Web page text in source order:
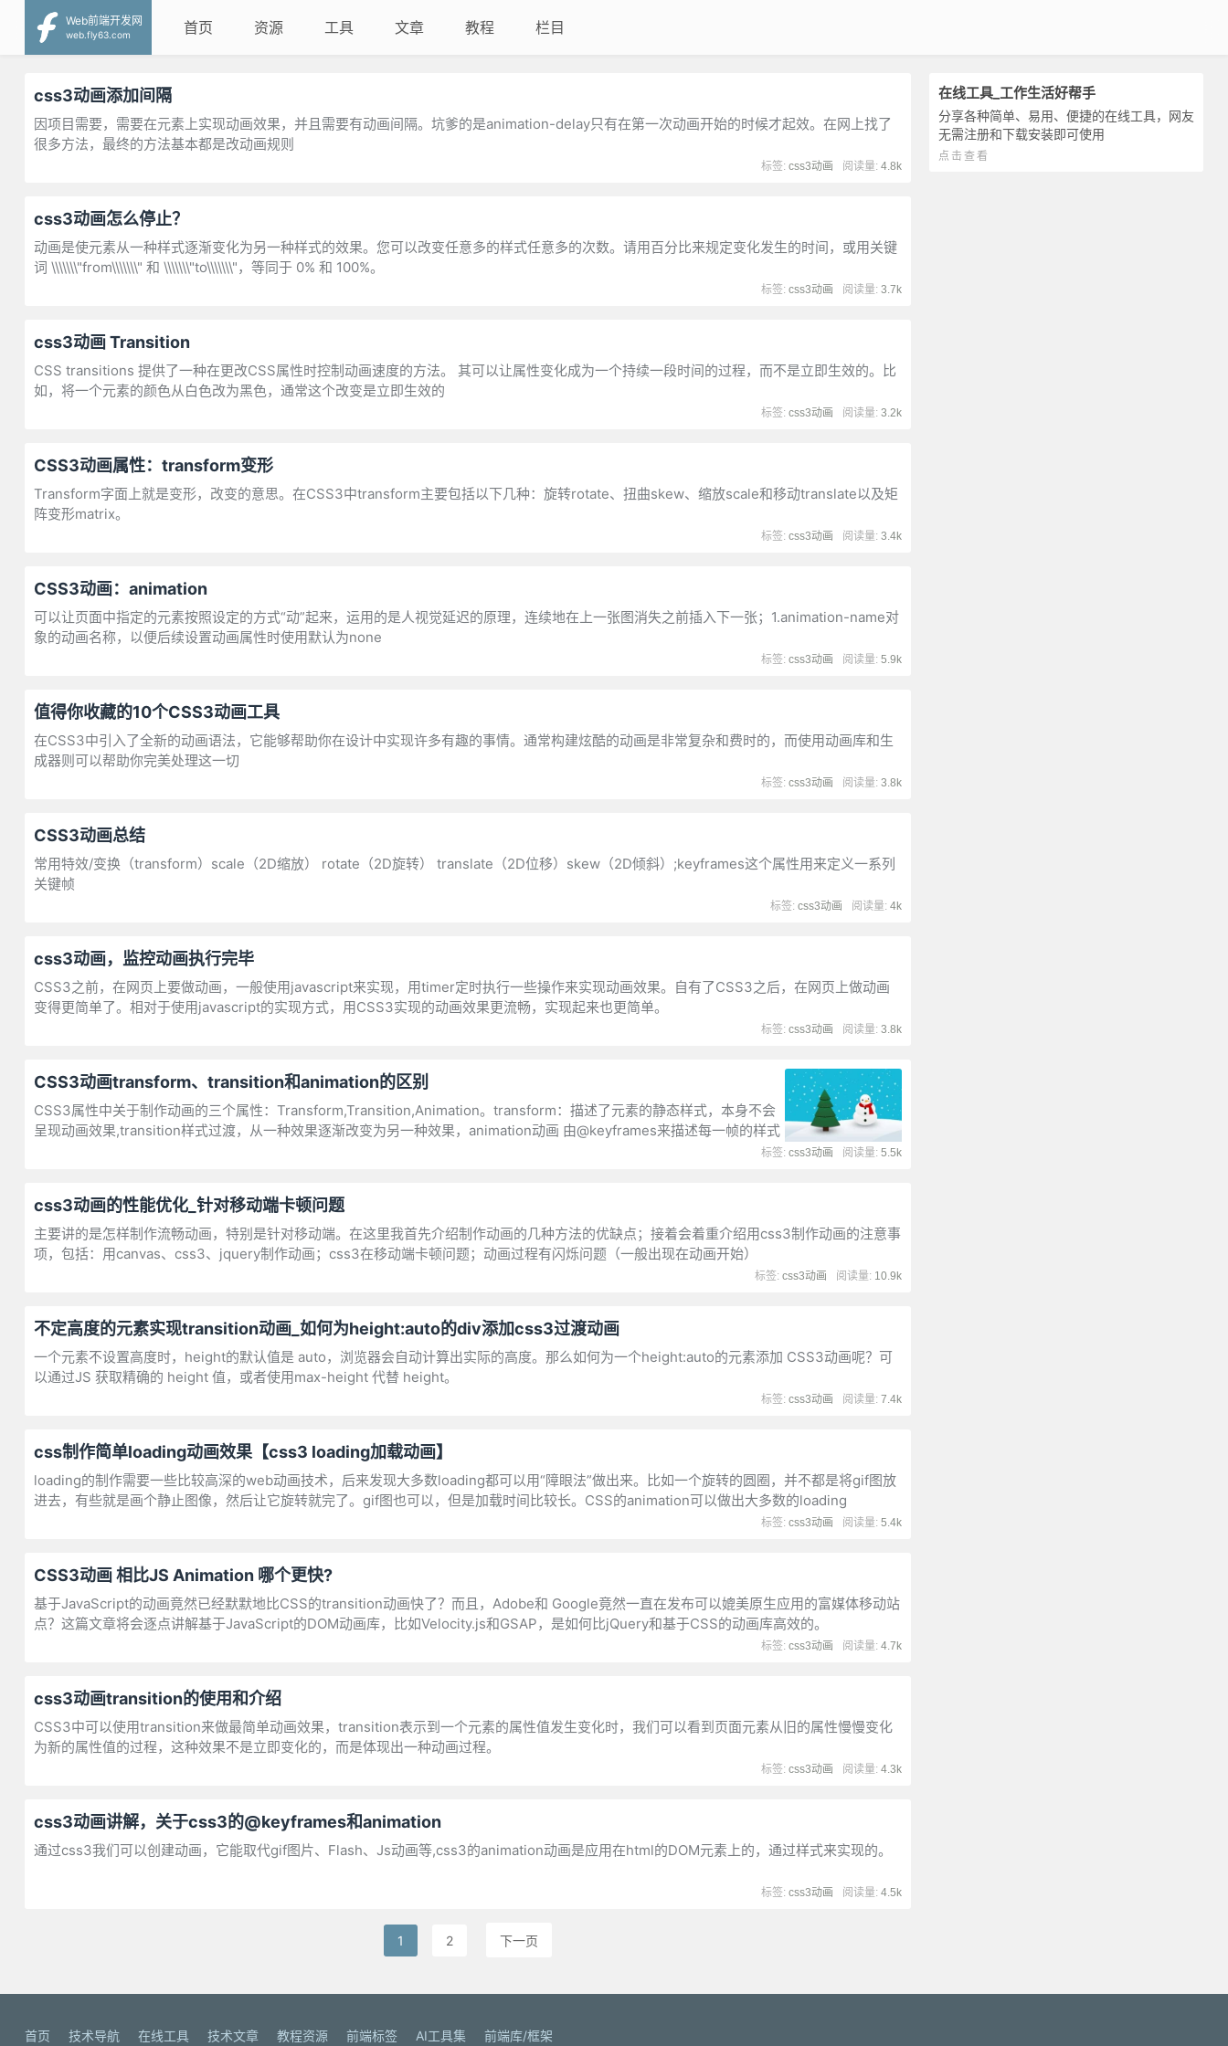
Web前端开发网
web.fly63.com
首页 资源 工具 文章 教程 栏目
在线工具_工作生活好帮手
分享各种简单、易用、便捷的在线工具，网友
无需注册和下载安装即可使用
点击查看
css3动画添加间隔
因项目需要，需要在元素上实现动画效果，并且需要有动画间隔。坑爹的是animation-delay只有在第一次动画开始的时候才起效。在网上找了
很多方法，最终的方法基本都是改动画规则
阅读量:4.8k
标签:css3动画
css3动画怎么停止？
动画是使元素从一种样式逐渐变化为另一种样式的效果。您可以改变任意多的样式任意多的次数。请用百分比来规定变化发生的时间，或用关键
词 \\\\\\\"from\\\\\\\" 和 \\\\\\\"to\\\\\\\"，等同于 0% 和 100%。
阅读量:3.7k
标签:css3动画
css3动画 Transition
CSS transitions 提供了一种在更改CSS属性时控制动画速度的方法。 其可以让属性变化成为一个持续一段时间的过程，而不是立即生效的。比
如，将一个元素的颜色从白色改为黑色，通常这个改变是立即生效的
阅读量:3.2k
标签:css3动画
CSS3动画属性：transform变形
Transform字面上就是变形，改变的意思。在CSS3中transform主要包括以下几种：旋转rotate、扭曲skew、缩放scale和移动translate以及矩
阵变形matrix。
阅读量:3.4k
标签:css3动画
CSS3动画：animation
可以让页面中指定的元素按照设定的方式“动”起来，运用的是人视觉延迟的原理，连续地在上一张图消失之前插入下一张；1.animation-name对
象的动画名称，以便后续设置动画属性时使用默认为none
阅读量:5.9k
标签:css3动画
值得你收藏的10个CSS3动画工具
在CSS3中引入了全新的动画语法，它能够帮助你在设计中实现许多有趣的事情。通常构建炫酷的动画是非常复杂和费时的，而使用动画库和生
成器则可以帮助你完美处理这一切
阅读量:3.8k
标签:css3动画
CSS3动画总结
常用特效/变换（transform）scale（2D缩放） rotate（2D旋转） translate（2D位移）skew（2D倾斜）;keyframes这个属性用来定义一系列
关键帧
阅读量:4k
标签:css3动画
css3动画，监控动画执行完毕
CSS3之前，在网页上要做动画，一般使用javascript来实现，用timer定时执行一些操作来实现动画效果。自有了CSS3之后，在网页上做动画
变得更简单了。相对于使用javascript的实现方式，用CSS3实现的动画效果更流畅，实现起来也更简单。
阅读量:3.8k
标签:css3动画
CSS3动画transform、transition和animation的区别
CSS3属性中关于制作动画的三个属性：Transform,Transition,Animation。transform：描述了元素的静态样式，本身不会
呈现动画效果,transition样式过渡，从一种效果逐渐改变为另一种效果，animation动画 由@keyframes来描述每一帧的样式
阅读量:5.5k
标签:css3动画
css3动画的性能优化_针对移动端卡顿问题
主要讲的是怎样制作流畅动画，特别是针对移动端。在这里我首先介绍制作动画的几种方法的优缺点；接着会着重介绍用css3制作动画的注意事
项，包括：用canvas、css3、jquery制作动画；css3在移动端卡顿问题；动画过程有闪烁问题（一般出现在动画开始）
阅读量: 10.9k
标签:css3动画
不定高度的元素实现transition动画_如何为height:auto的div添加css3过渡动画
一个元素不设置高度时，height的默认值是 auto，浏览器会自动计算出实际的高度。那么如何为一个height:auto的元素添加 CSS3动画呢？可
以通过JS 获取精确的 height 值，或者使用max-height 代替 height。
阅读量:7.4k
标签:css3动画
css制作简单loading动画效果【css3 loading加载动画】
loading的制作需要一些比较高深的web动画技术，后来发现大多数loading都可以用“障眼法”做出来。比如一个旋转的圆圈，并不都是将gif图放
进去，有些就是画个静止图像，然后让它旋转就完了。gif图也可以，但是加载时间比较长。CSS的animation可以做出大多数的loading
阅读量:5.4k
标签:css3动画
CSS3动画 相比JS Animation 哪个更快?
基于JavaScript的动画竟然已经默默地比CSS的transition动画快了？而且，Adobe和 Google竟然一直在发布可以媲美原生应用的富媒体移动站
点？这篇文章将会逐点讲解基于JavaScript的DOM动画库，比如Velocity.js和GSAP，是如何比jQuery和基于CSS的动画库高效的。
阅读量:4.7k
标签:css3动画
css3动画transition的使用和介绍
CSS3中可以使用transition来做最简单动画效果，transition表示到一个元素的属性值发生变化时，我们可以看到页面元素从旧的属性慢慢变化
为新的属性值的过程，这种效果不是立即变化的，而是体现出一种动画过程。
阅读量:4.3k
标签:css3动画
css3动画讲解，关于css3的@keyframes和animation
通过css3我们可以创建动画，它能取代gif图片、Flash、Js动画等,css3的animation动画是应用在html的DOM元素上的，通过样式来实现的。
阅读量:4.5k
标签:css3动画
1 2 下一页
首页 技术导航 在线工具 技术文章 教程资源 前端标签 AI工具集 前端库/框架